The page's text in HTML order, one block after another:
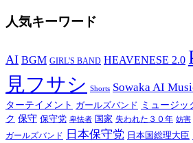
人気キーワード
AI BGM GIRL'S BAND HEAVENESE 2.0
見フサシ Shorts Sowaka AI
ターテイメント ガールズバンド ミュージッ
ク 保守 保守党 卑怯者 国家 失われた３０年 妨害
ガールズバンド
日本保守党 日本国総理大臣